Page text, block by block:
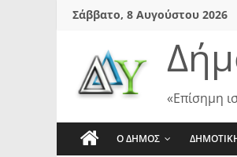
SkipΣάββατο, 8 Αυγούστου 2026
«Επίσημη
Ο ΔΗΜΟΣ